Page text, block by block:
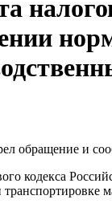
обращение и
кодекса